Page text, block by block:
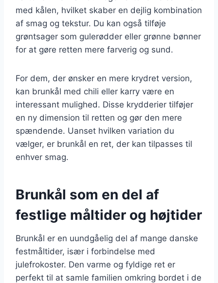
med kålen, hvilket skaber en dejlig kombination
af smag og tekstur. Du kan også tilføje
grøntsager som gulerødder eller grønne bønner
for at gøre retten mere farverig og sund.
For dem, der ønsker en mere krydret version,
kan brunkål med chili eller karry være en
interessant mulighed. Disse krydderier tilføjer
en ny dimension til retten og gør den mere
spændende. Uanset hvilken variation du
vælger, er brunkål en ret, der kan tilpasses til
enhver smag.
Brunkål som en del af
festlige måltider og højtider
Brunkål er en uundgåelig del af mange danske
festmåltider, især i forbindelse med
julefrokoster. Den varme og fyldige ret er
perfekt til at samle familien omkring bordet i de